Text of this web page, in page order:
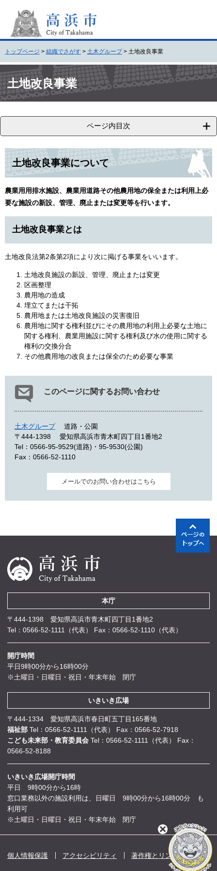
頭
で
す
。
飛
ば
し
て
本
へ
トップページ > 組織でさがす > 土木グループ > 土地改良事業
文土地改良事業
ページ内目次
土地改良事業について
農業用用排水施設、農業用道路その他農用地の保全または利用上必
要な施設の新設、管理、廃止または変更等を行います。
土地改良事業とは
土地改良法第2条第2項により次に掲げる事業をいいます。
土地改良施設の新設、管理、廃止または変更
区画整理
農用地の造成
埋立てまたは干拓
農用地または土地改良施設の災害復旧
農用地に関する権利並びにその農用地の利用上必要な土地に
関する権利、農業用施設に関する権利及び水の使用に関する
権利の交換分合
その他農用地の改良または保全のため必要な事業
このページに関するお問い合わせ
土木グループ
道路・公園
〒444-1398
愛知県高浜市青木町四丁目1番地2
Tel：0566-95-9529(道路)・95-9530(公園)
Fax：0566-52-1110
メールでのお問い合わせはこちら
本庁
〒444-1398 愛知県高浜市青木町四丁目1番地2
Tel：0566-52-1111（代表）
Fax：0566-52-1110（代表）
開庁時間
平日9時00分から16時00分
※土曜日・日曜日・祝日・年末年始 閉庁
いきいき広場
〒444-1334 愛知県高浜市春日町五丁目165番地
福祉部 Tel：0566-52-1111（代表）
Fax：0566-52-7918
こども未来部・教育委員会 Tel：0566-52-1111（代表）
Fax：
0566-52-8188
いきいき広場開庁時間
平日 9時00分から16時
窓口業務以外の施設利用は、日曜日 9時00分から16時00分 も
利用可
※土曜日・日曜日・祝日・年末年始 閉庁
個人情報保護 アクセシビリティ 著作権とリンク
閉